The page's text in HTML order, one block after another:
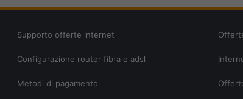
Supporto offerte internet
Configurazione router fibra e adsl
Metodi di pagamento